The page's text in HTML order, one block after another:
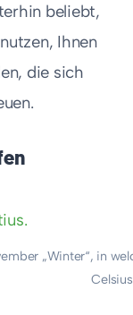
beliebt,
Ihnen
die sich
„Winter“, in